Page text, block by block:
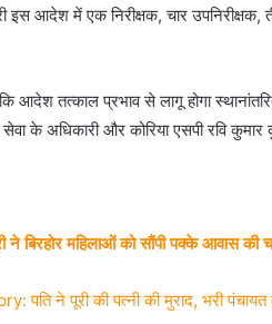
इस आदेश में एक निरीक्षक, चार
कि आदेश तत्काल प्रभाव से लागू होगा
के अधिकारी और कोरिया एसपी रवि कुमार
महिलाओं को सौंपी पक्के आवास की
ने पूरी की पत्नी की मुराद, भरी पंचायत